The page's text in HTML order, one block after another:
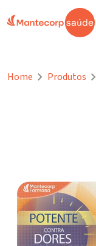
Home Produtos